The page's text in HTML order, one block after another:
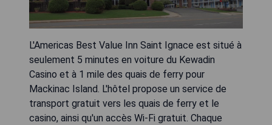
L'Americas Best Value Inn Saint Ignace est situé à
seulement 5 minutes en voiture du Kewadin
Casino et à 1 mile des quais de ferry pour
Mackinac Island. L'hôtel propose un service de
transport gratuit vers les quais de ferry et le
casino, ainsi qu'un accès Wi-Fi gratuit. Chaque